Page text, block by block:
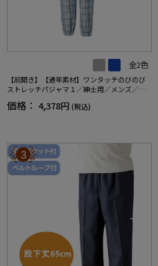
全2色
【前開き】【通年素材】ワンタッチのびのび
ストレッチパジャマ１／紳士用／メンズ／高
齢者／シニア／名前記入欄付／後ろ長め／ギ
フト／プレゼント【CF】
価格： 4,378円 (税込)
3